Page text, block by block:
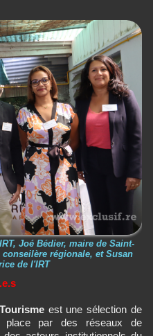
Joé Bédier, maire de Saint-
régionale, et Susan
de l'IRT
est une sélection de
place par des réseaux de